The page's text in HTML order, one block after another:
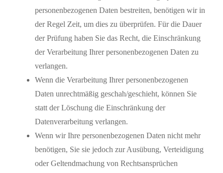
personenbezogenen Daten bestreiten, benötigen wir in
der Regel Zeit, um dies zu überprüfen. Für die Dauer
der Prüfung haben Sie das Recht, die Einschränkung
der Verarbeitung Ihrer personenbezogenen Daten zu
verlangen.
Wenn die Verarbeitung Ihrer personenbezogenen
Daten unrechtmäßig geschah/geschieht, können Sie
statt der Löschung die Einschränkung der
Datenverarbeitung verlangen.
Wenn wir Ihre personenbezogenen Daten nicht mehr
benötigen, Sie sie jedoch zur Ausübung, Verteidigung
oder Geltendmachung von Rechtsansprüchen